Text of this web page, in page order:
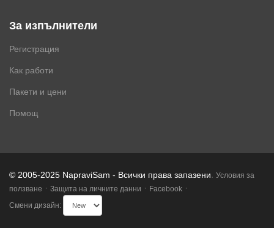
За изпълнители
Регистрация
Как работи
Пакети и цени
Помощ
© 2005-2025 NapraviSam - Всички права запазени. Условия за
ползване · Защита на личните данни · Facebook ·
Смени дизайн: